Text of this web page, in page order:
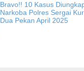
Bravo!! 10 Kasus
Narkoba Polres Sergai
Dua Pekan April 2025